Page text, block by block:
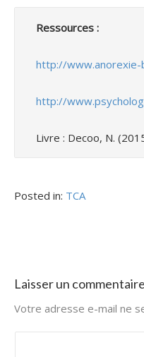
Ressources :
http://www.anorexie-
http://
Livre : Decoo, N.
Posted in: TCA
Laisser un commentaire
Votre adresse e-mail ne